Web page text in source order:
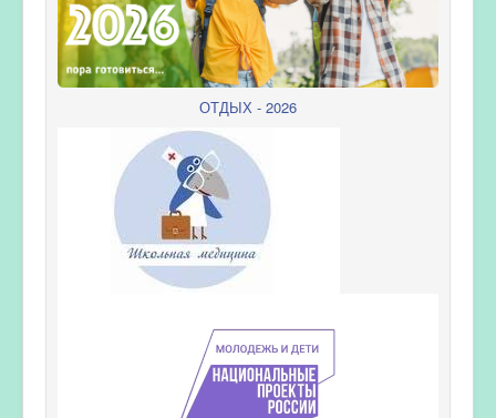
ОТДЫХ - 2026